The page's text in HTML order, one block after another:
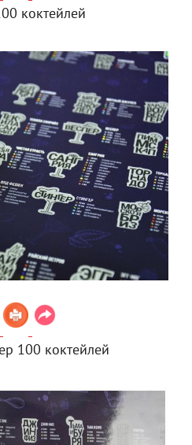
коктейлей
100 коктейлей